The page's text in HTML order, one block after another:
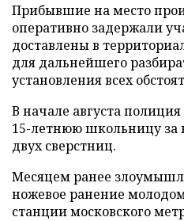
Прибывшие на место
оперативно задержали
доставлены в
для дальнейшего
установления всех
В начале августа
15-летнюю школьницу за
двух сверстниц.
Месяцем ранее
ножевое ранение
станции московского